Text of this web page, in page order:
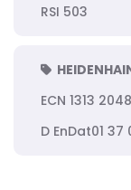
RSI 503
ECN 1313
D EnDat01 37